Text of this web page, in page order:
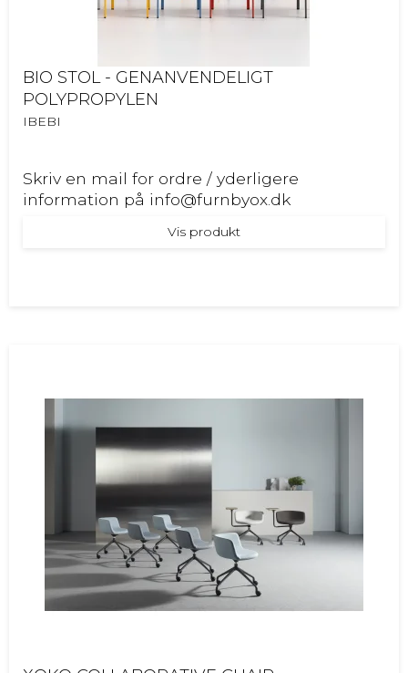
BIO STOL - GENANVENDELIGT
POLYPROPYLEN
IBEBI
Skriv en mail for ordre / yderligere
information på info@furnbyox.dk
Vis produkt